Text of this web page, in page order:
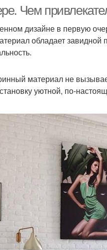
Чем
дизайне в первую
обладает
материал не
уютной, по-